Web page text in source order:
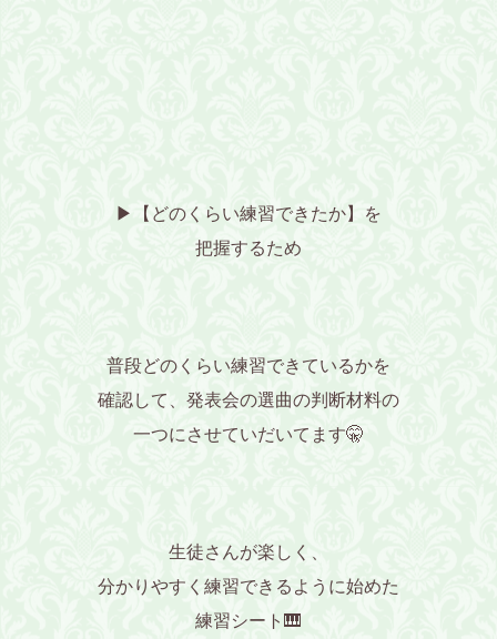
▶【どのくらい練習できたか】を
把握するため
普段どのくらい練習できているかを
確認して、発表会の選曲の判断材料の
一つにさせていだいてます🤫
生徒さんが楽しく、
分かりやすく練習できるように始めた
練習シート🎹